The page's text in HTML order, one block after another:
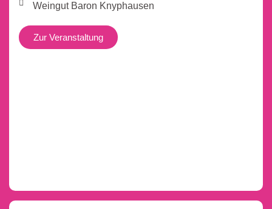
Weingut Baron Knyphausen
Zur Veranstaltung